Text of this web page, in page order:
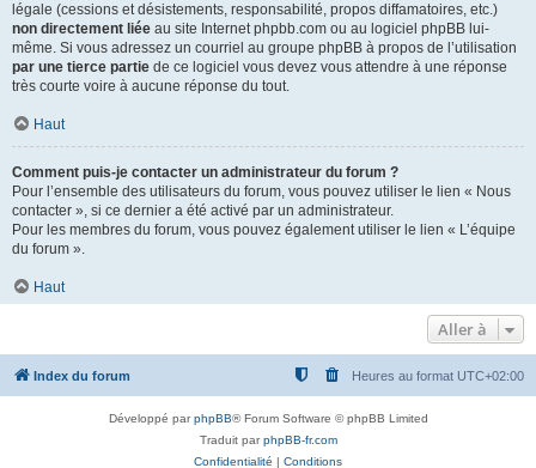
légale (cessions et désistements, responsabilité, propos diffamatoires, etc.)
non directement liée au site Internet phpbb.com ou au logiciel phpBB lui-
même. Si vous adressez un courriel au groupe phpBB à propos de l’utilisation
par une tierce partie de ce logiciel vous devez vous attendre à une réponse
très courte voire à aucune réponse du tout.
Haut
Comment puis-je contacter un administrateur du forum ?
Pour l’ensemble des utilisateurs du forum, vous pouvez utiliser le lien « Nous
contacter », si ce dernier a été activé par un administrateur.
Pour les membres du forum, vous pouvez également utiliser le lien « L’équipe
du forum ».
Haut
Aller à
Index du forum Heures au format UTC+02:00
Développé parphpBB® Forum Software © phpBB Limited
Traduit parphpBB-fr.com
Confidentialité | Conditions